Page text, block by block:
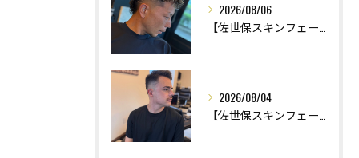
2026/08/06
2026/08/04